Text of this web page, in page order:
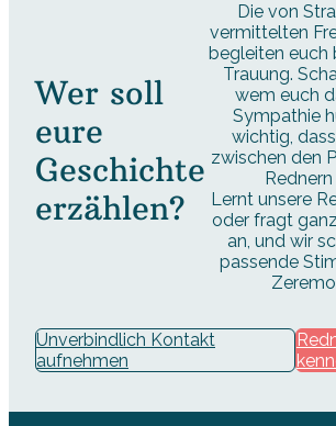
Wer soll
eure
Geschichte
erzählen?
Die von
vermittelten
begleiten euch
Trauung.
wem euch
Sympathie
wichtig,
zwischen den
Lernt unsere
oder fragt
an, und wir
passende
Unverbindlich Kontakt
aufnehmen